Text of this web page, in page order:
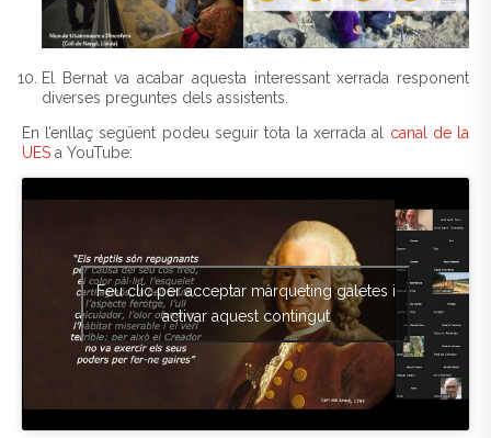
El Bernat va acabar aquesta interessant xerrada responent
diverses preguntes dels assistents.
En l’enllaç següent podeu seguir tota la xerrada al canal de la
UES a YouTube:
Feu clic per acceptar màrqueting galetes i
activar aquest contingut